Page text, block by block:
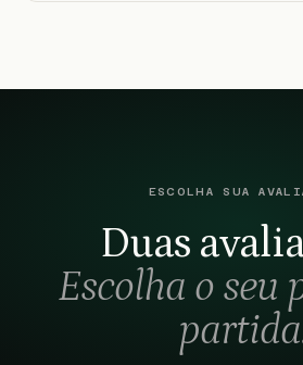
ESCOLHA SUA
Duas
Escolha o seu